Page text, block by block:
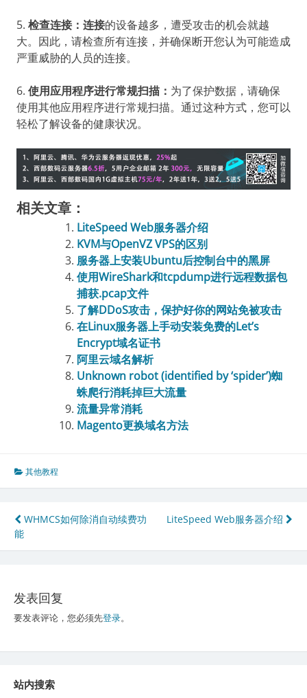
5. 检查连接：连接的设备越多，遭受攻击的机会就越
大。因此，请检查所有连接，并确保断开您认为可能造成
严重威胁的人员的连接。
6. 使用应用程序进行常规扫描： 为了保护数据，请确保
使用其他应用程序进行常规扫描。通过这种方式，您可以
轻松了解设备的健康状况。
相关文章：
LiteSpeed Web服务器介绍
KVM与OpenVZ VPS的区别
服务器上安装Ubuntu后控制台中的黑屏
使用WireShark和tcpdump进行远程数据包
捕获.pcap文件
了解DDoS攻击，保护好你的网站免被攻击
在Linux服务器上手动安装免费的Let’s
Encrypt域名证书
阿里云域名解析
Unknown robot (identified by ‘spider’)蜘
蛛爬行消耗掉巨大流量
流量异常消耗
Magento更换域名方法
其他教程
文
章
航
WHMCS如何除消自动续费功
能
LiteSpeed Web服务器介绍
发表回复
要发表评论，您必须先登录。
站内搜索